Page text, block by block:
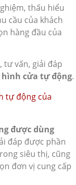
thấu hiểu
cầu của khách
hàng đầu của
tư vấn, giải đáp
cửa tự động.
tự động của
được dùng
đáp được phần
siêu thị, cũng
đơn vị cung cấp